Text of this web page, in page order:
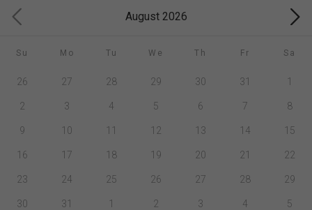
August 2026
Su Mo Tu We Th Fr Sa
26 27 28 29 30 31 1
2 3 4 5 6 7 8
9 10 11 12 13 14 15
16 17 18 19 20 21 22
23 24 25 26 27 28 29
30 31 1 2 3 4 5